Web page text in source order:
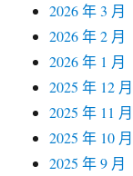
2026 年 3 月
2026 年 2 月
2026 年 1 月
2025 年 12 月
2025 年 11 月
2025 年 10 月
2025 年 9 月